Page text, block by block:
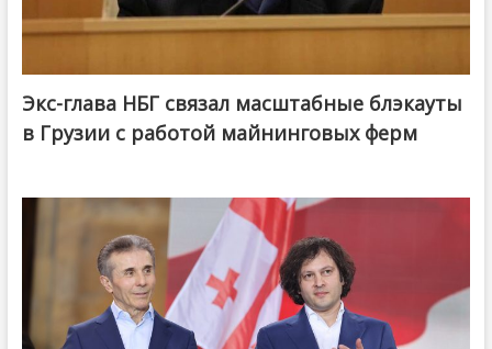
Экс-глава НБГ связал масштабные блэкауты
в Грузии с работой майнинговых ферм